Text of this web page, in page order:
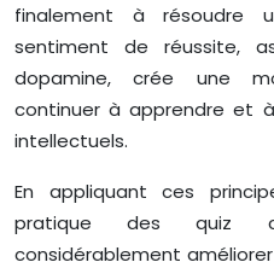
finalement à résoudre
sentiment de réussite,
dopamine, crée une
continuer à apprendre et
intellectuels.
En appliquant ces
pratique des quiz
considérablement